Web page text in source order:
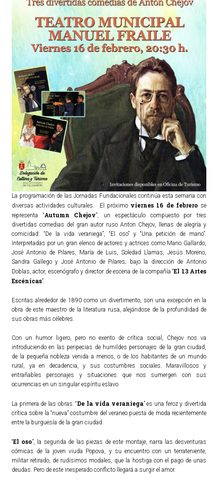
TURISMO
Historia
Qué ver
Fiestas
Gastronomía
Dónde dormir
Dónde comer
Artesanía
Entorno
Callejero
HORARIOS
PUBLICACIONES
ACTUALIDAD
Agenda
La programación de las Jornadas Fundacionales continúa esta semana con
diversas actividades culturales. El próximo viernes 16 de febrero se
representa “Autumn Chejov”, un espectáculo compuesto por tres
divertidas comedias del gran autor ruso Anton Chejov, llenas de alegría y
comicidad: “De la vida veraniega”, “El oso” y “Una petición de mano”.
Interpretadas por un gran elenco de actores y actrices como Mario Gallardo,
José Antonio de Pilares, María de Luis, Soledad Llamas, Jesús Moreno,
Sandra Gallego y José Antonio de Pilares; bajo la dirección de Antonio
Doblas, actor, escenógrafo y director de escena de la compañía “El 13 Artes
Escénicas”.
Escritas alrededor de 1890 como un divertimento, son una excepción en la
obra de este maestro de la literatura rusa, alejándose de la profundidad de
sus obras más célebres.
Con un humor ligero, pero no exento de crítica social, Chejov nos va
introduciendo en las peripecias de humildes personajes de la gran ciudad,
de la pequeña nobleza venida a menos, o de los habitantes de un mundo
rural, ya en decadencia, y sus costumbres sociales. Maravillosos y
entrañables personajes y situaciones que nos sumergen con sus
ocurrencias en un singular espíritu eslavo.
La primera de las obras: “De la vida veraniega” es una feroz y divertida
crítica sobre la “nueva” costumbre del veraneo puesta de moda recientemente
entre la burguesía de la gran ciudad.
“El oso”, la segunda de las piezas de este montaje, narra las desventuras
cómicas de la joven viuda Popova, y su encuentro con un terrateniente,
militar retirado, de rudísimos modales, que la hostiga con el pago de unas
deudas. Pero de este inesperado conflicto llegará a surgir el amor.